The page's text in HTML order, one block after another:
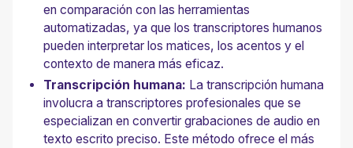
en comparación con las herramientas
automatizadas, ya que los transcriptores humanos
pueden interpretar los matices, los acentos y el
contexto de manera más eficaz.
Transcripción humana: La transcripción humana
involucra a transcriptores profesionales que se
especializan en convertir grabaciones de audio en
texto escrito preciso. Este método ofrece el más